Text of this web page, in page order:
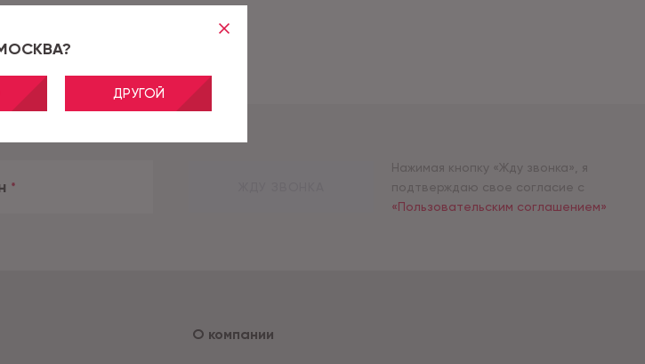
ДРУГОЙ
*
Нажимая кнопку «Жду звонка», я
подтверждаю свое согласие с
«Пользовательским соглашением»
О компании